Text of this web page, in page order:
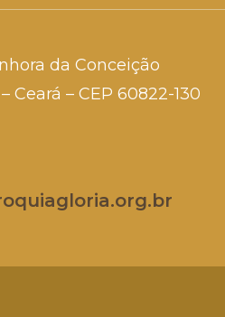
da Conceição
Ceará – CEP 60822-130